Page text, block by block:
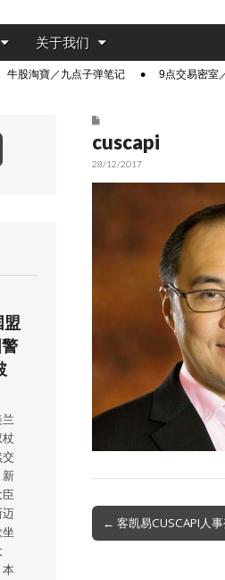
关于我们
牛股淘寶／九点子弹笔记 9点交易密室
cuscapi
28/12/2017
Post
navigation
← 客凯易CUSCAPI人
盟
兰
新
臣
迈
坐
本